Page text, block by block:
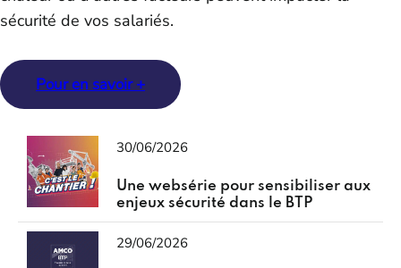
sécurité de vos salariés.
Pour en savoir +
30/06/2026
Une websérie pour sensibiliser aux
enjeux sécurité dans le BTP
29/06/2026